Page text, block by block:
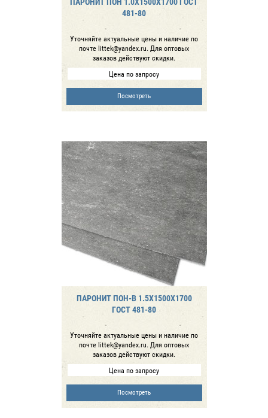
481-80
Уточняйте актуальные цены и наличие по
почте littek@yandex.ru. Для оптовых
заказов действуют скидки.
Цена по запросу
Посмотреть
ПАРОНИТ ПОН-В 1.5Х1500Х1700
ГОСТ 481-80
Уточняйте актуальные цены и наличие по
почте littek@yandex.ru. Для оптовых
заказов действуют скидки.
Цена по запросу
Посмотреть